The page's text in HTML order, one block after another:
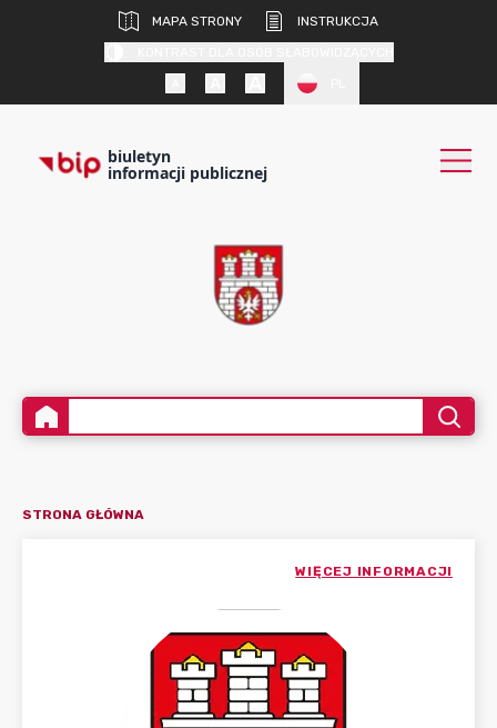
MAPA STRONY
INSTRUKCJA
biuletyn
informacji publicznej
STRONA GŁÓWNA
WIĘCEJ INFORMACJI